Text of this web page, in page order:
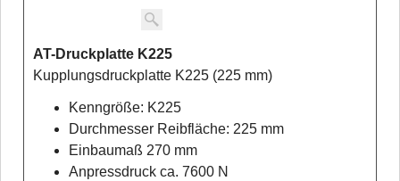
AT-Druckplatte K225
Kupplungsdruckplatte K225 (225 mm)
Kenngröße: K225
Durchmesser Reibfläche: 225 mm
Einbaumaß 270 mm
Anpressdruck ca. 7600 N